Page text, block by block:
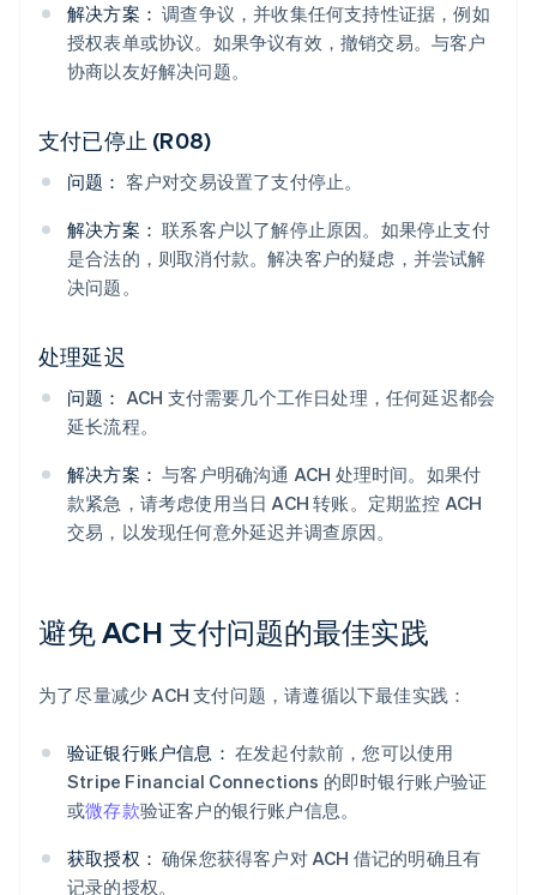
解决方案： 调查争议，并收集任何支持性证据，例如
授权表单或协议。如果争议有效，撤销交易。与客户
协商以友好解决问题。
支付已停止 (R08)
问题： 客户对交易设置了支付停止。
解决方案： 联系客户以了解停止原因。如果停止支付
是合法的，则取消付款。解决客户的疑虑，并尝试解
决问题。
处理延迟
问题： ACH 支付需要几个工作日处理，任何延迟都会
延长流程。
解决方案： 与客户明确沟通 ACH 处理时间。如果付
款紧急，请考虑使用当日 ACH 转账。定期监控 ACH
交易，以发现任何意外延迟并调查原因。
避免 ACH 支付问题的最佳实践
为了尽量减少 ACH 支付问题，请遵循以下最佳实践：
验证银行账户信息： 在发起付款前，您可以使用
Stripe Financial Connections 的即时银行账户验证
或微存款验证客户的银行账户信息。
获取授权： 确保您获得客户对 ACH 借记的明确且有
记录的授权。
阿联酋
English
English
爱沙尼亚